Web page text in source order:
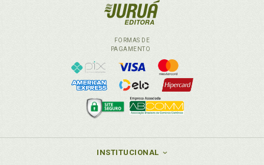
FORMAS DE
PAGAMENTO
INSTITUCIONAL